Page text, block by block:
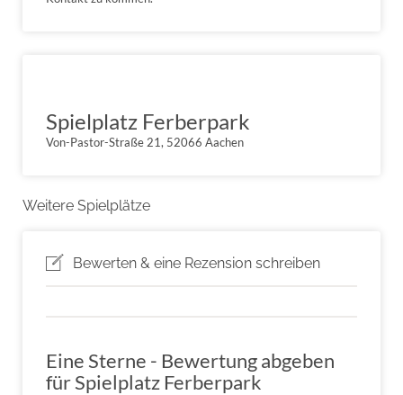
Spielplatz Ferberpark
Von-Pastor-Straße 21, 52066 Aachen
Weitere Spielplätze
Bewerten & eine Rezension schreiben
Eine Sterne - Bewertung abgeben
für Spielplatz Ferberpark